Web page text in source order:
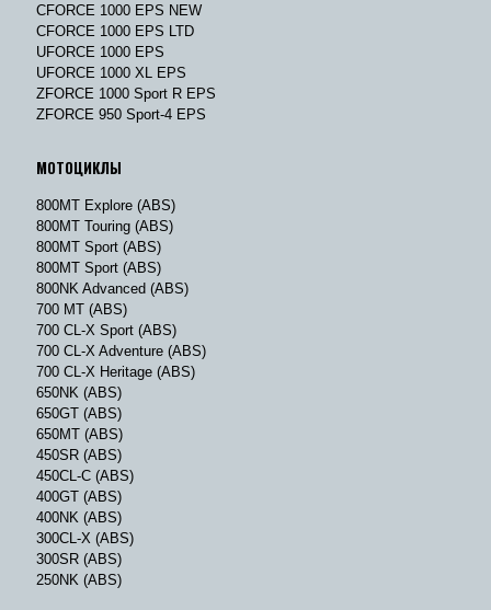
CFORCE 1000 EPS NEW
CFORCE 1000 EPS LTD
UFORCE 1000 EPS
UFORCE 1000 XL EPS
ZFORCE 1000 Sport R EPS
ZFORCE 950 Sport-4 EPS
МОТОЦИКЛЫ
800MT Explore (ABS)
800MT Touring (ABS)
800MT Sport (ABS)
800MT Sport (ABS)
800NK Advanced (ABS)
700 MT (ABS)
700 CL-X Sport (ABS)
700 CL-X Adventure (ABS)
700 CL-X Heritage (ABS)
650NK (ABS)
650GT (ABS)
650MT (ABS)
450SR (ABS)
450CL-C (ABS)
400GT (ABS)
400NK (ABS)
300CL-X (ABS)
300SR (ABS)
250NK (ABS)